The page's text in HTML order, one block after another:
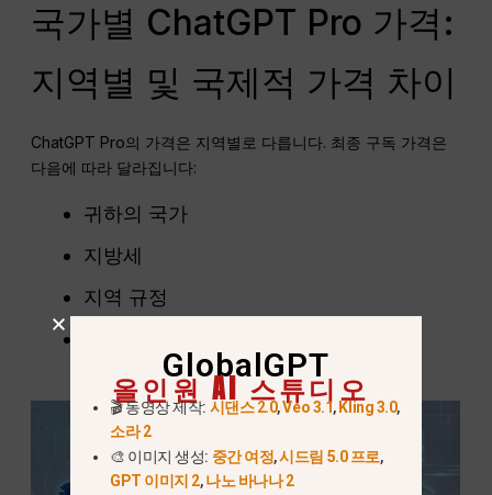
국가별 ChatGPT Pro 가격:
지역별 및 국제적 가격 차이
ChatGPT Pro의 가격은 지역별로 다릅니다. 최종 구독 가격은
다음에 따라 달라집니다:
귀하의 국가
지방세
지역 규정
GlobalGPT
올인원 AI 스튜디오
🎬 동영상 제작: 시댄스 2.0,Veo 3.1, Kling 3.0,
소라 2
🎨 이미지 생성: 중간 여정,시드림 5.0 프로,
GPT 이미지 2,나노 바나나 2